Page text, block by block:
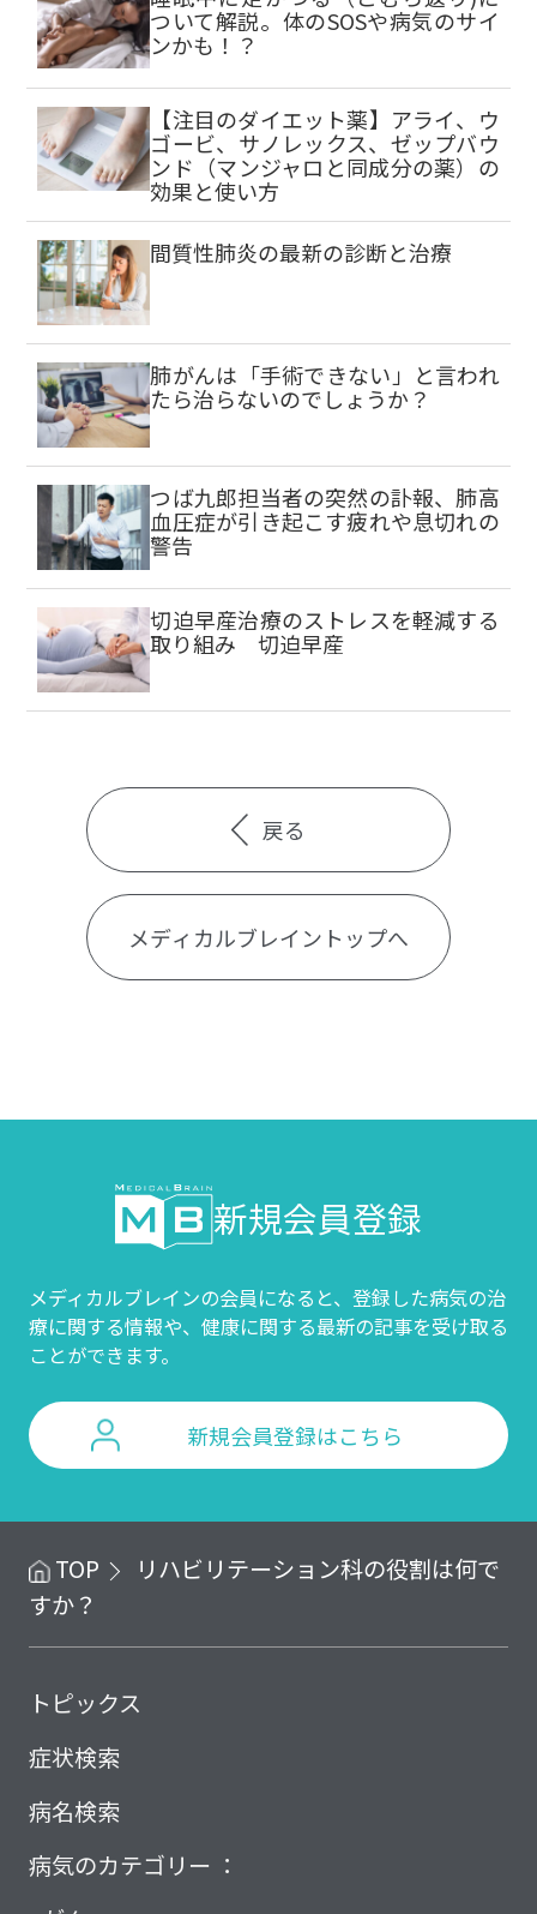
ついて解説。体のSOSや病気のサイ
ンかも！？
【注目のダイエット薬】アライ、ウ
ゴービ、サノレックス、ゼップバウ
ンド（マンジャロと同成分の薬）の
効果と使い方
間質性肺炎の最新の診断と治療
肺がんは「手術できない」と言われ
たら治らないのでしょうか？
つば九郎担当者の突然の訃報、肺高
血圧症が引き起こす疲れや息切れの
警告
切迫早産治療のストレスを軽減する
取り組み 切迫早産
戻る
メディカルブレイントップへ
新規会員登録
メディカルブレインの会員になると、登録した病気の治
療に関する情報や、 健康に関する最新の記事を受け取る
ことができます。
新規会員登録はこちら
TOP
リハビリテーション科の役割は何で
すか？
トピックス
症状検索
病名検索
病気のカテゴリー ：